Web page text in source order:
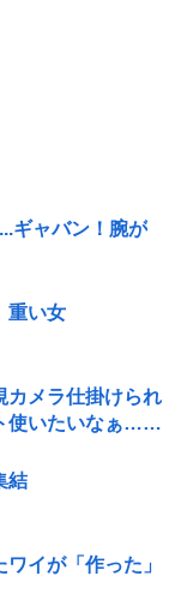
ギャバン！腕が
重い女
カメラ仕掛けられ
使いたいなぁ…せ
結
イが「作った」